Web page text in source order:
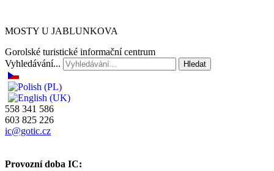
MOSTY U JABLUNKOVA
Gorolské turistické informační centrum
Vyhledávání...
Hledat
558 341 586
603 825 226
ic@gotic.cz
Provozní doba IC: